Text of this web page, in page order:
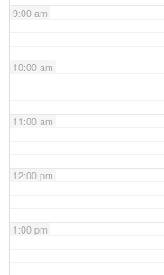
9:00 am
10:00 am
11:00 am
12:00 pm
1:00 pm